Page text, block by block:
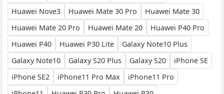
Huawei Nove3
Huawei Mate 30 Pro
Huawei Mate 30
Huawei Mate 20 Pro
Huawei Mate 20
Huawei P40 Pro
Huawei P40
Huawei P30 Lite
Galaxy Note10 Plus
Galaxy Note10
Galaxy S20 Plus Galaxy S20
iPhone SE
iPhone SE2
iPhone11 Pro Max
iPhone11 Pro